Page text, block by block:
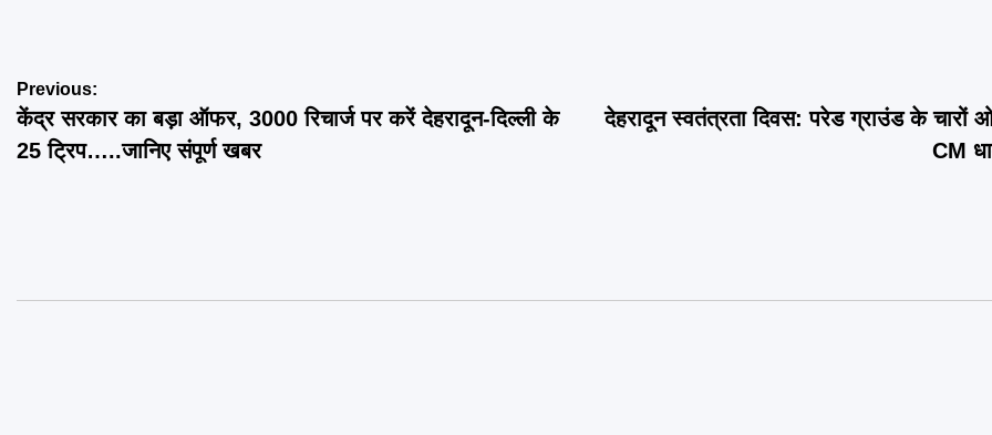
Post
navigation
Previous:
केंद्र सरकार का बड़ा ऑफर, 3000 रिचार्ज पर करें देहरादून-दिल्ली के
25 ट्रिप…..जानिए संपूर्ण खबर
देहरादून स्वतंत्रता दिवस: परेड ग्राउंड के चारों
CM